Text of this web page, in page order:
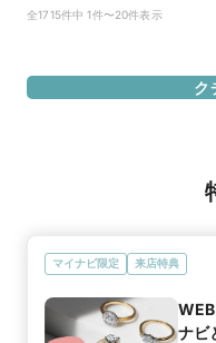
WEB来店予約で、マイナ
た。指輪の太さや厚みが
に、理解していった結果
可愛らしさがより一層ワ
この店舗の良かったところ
で見せてくれたのでみや
さんの接客の良さだと思
商品名 デザートのフ
20万円
全1715件中 1件〜20件表示
ク
マイナビ限定 来店特典
ナビ